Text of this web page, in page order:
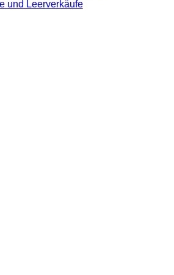
und Leerverkäufe